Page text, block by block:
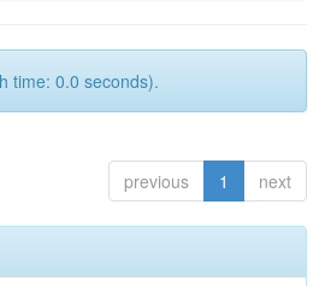
time: 0.0 seconds).
previous 1 next